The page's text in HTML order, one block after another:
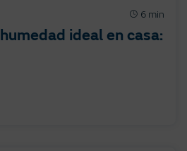
6 min
ideal en casa: